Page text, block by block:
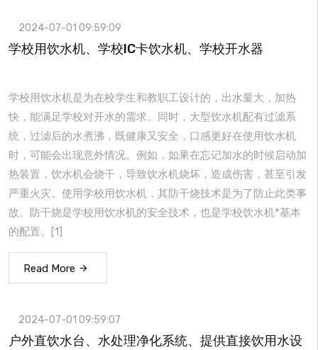
2024-07-01 09:59:09
学校用饮水机、学校IC卡饮水机、学校开水器
学校用饮水机是为在校学生和教职工设计的，出水量大，加热
快，能满足学校对开水的需求。同时，大型饮水机配有过滤系
统，过滤后的水煮沸，既健康又安全，口感更好在使用饮水机
时，可能会出现意外情况。例如，如果在忘记加水的时候启动加
热装置，饮水机会烧干，导致饮水机烧坏，造成伤害，甚至引发
严重火灾。使用学校用饮水机，其防干烧技术是为了防止此类事
故。防干烧是学校用饮水机的安全技术，也是学校饮水机*基本
的配置。[1]
Read More
2024-07-01 09:59:07
户外直饮水台、水处理净化系统、提供直接饮用水设